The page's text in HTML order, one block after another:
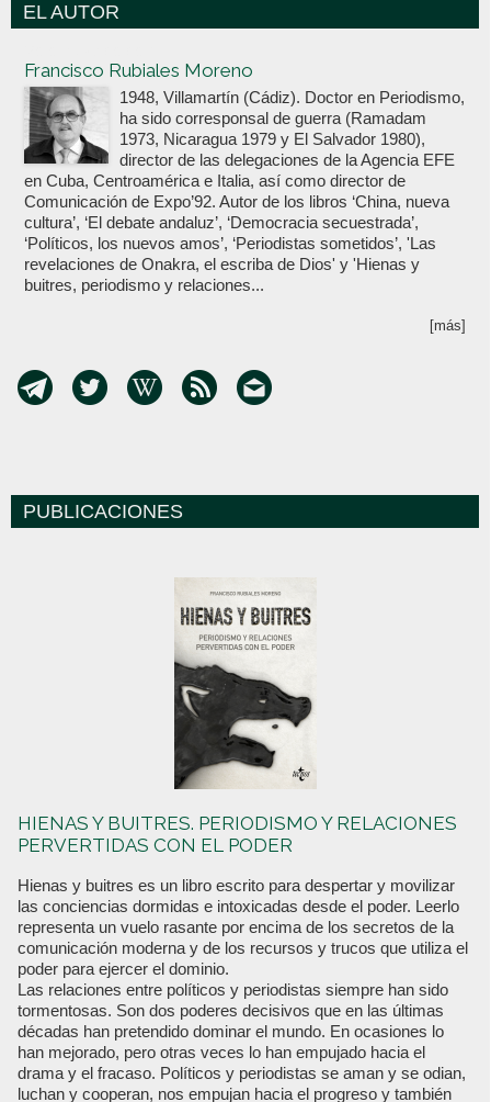
EL AUTOR
Francisco Rubiales Moreno
1948, Villamartín (Cádiz). Doctor en Periodismo,
ha sido corresponsal de guerra (Ramadam
1973, Nicaragua 1979 y El Salvador 1980),
director de las delegaciones de la Agencia EFE
en Cuba, Centroamérica e Italia, así como director de
Comunicación de Expo’92. Autor de los libros ‘China, nueva
cultura’, ‘El debate andaluz’, ‘Democracia secuestrada’,
‘Políticos, los nuevos amos’, ‘Periodistas sometidos’, 'Las
revelaciones de Onakra, el escriba de Dios' y 'Hienas y
buitres, periodismo y relaciones...
[más]
PUBLICACIONES
HIENAS Y BUITRES. PERIODISMO Y RELACIONES
PERVERTIDAS CON EL PODER
Hienas y buitres es un libro escrito para despertar y movilizar
las conciencias dormidas e intoxicadas desde el poder. Leerlo
representa un vuelo rasante por encima de los secretos de la
comunicación moderna y de los recursos y trucos que utiliza el
poder para ejercer el dominio.
Las relaciones entre políticos y periodistas siempre han sido
tormentosas. Son dos poderes decisivos que en las últimas
décadas han pretendido dominar el mundo. En ocasiones lo
han mejorado, pero otras veces lo han empujado hacia el
drama y el fracaso. Políticos y periodistas se aman y se odian,
luchan y cooperan, nos empujan hacia el progreso y también